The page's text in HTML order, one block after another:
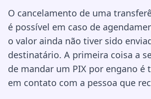
O cancelamento de uma
é possível em caso de
o valor ainda não tiver sido
destinatário. A primeira coisa a
de mandar um PIX por engano é
em contato com a pessoa que